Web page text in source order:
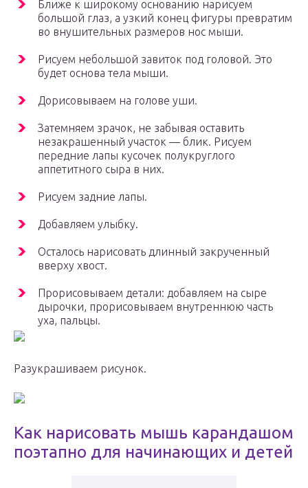
Ближе к широкому основанию нарисуем
большой глаз, а узкий конец фигуры превратим
во внушительных размеров нос мыши.
Рисуем небольшой завиток под головой. Это
будет основа тела мыши.
Дорисовываем на голове уши.
Затемняем зрачок, не забывая оставить
незакрашенный участок — блик. Рисуем
передние лапы кусочек полукруглого
аппетитного сыра в них.
Рисуем задние лапы.
Добавляем улыбку.
Осталось нарисовать длинный закрученный
вверху хвост.
Прорисовываем детали: добавляем на сыре
дырочки, прорисовываем внутреннюю часть
уха, пальцы.
Разукрашиваем рисунок.
Как нарисовать мышь карандашом
поэтапно для начинающих и детей